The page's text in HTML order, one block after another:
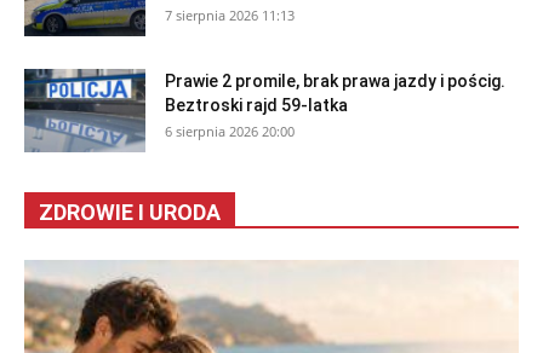
7 sierpnia 2026 11:13
Prawie 2 promile, brak prawa jazdy i pościg.
Beztroski rajd 59-latka
6 sierpnia 2026 20:00
ZDROWIE I URODA